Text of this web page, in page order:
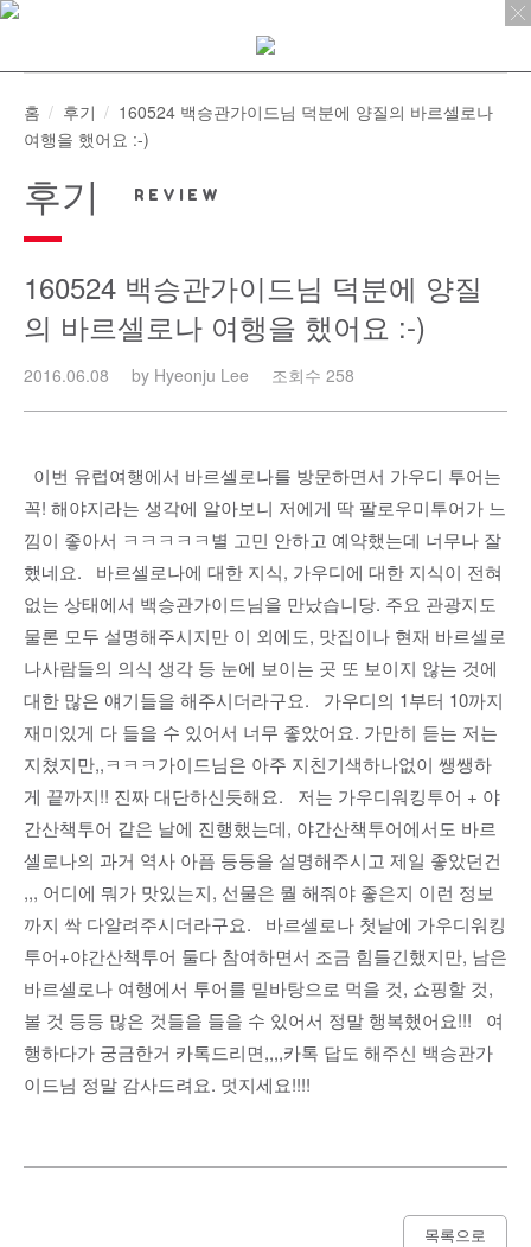
Skip
홈 후기
160524 백승관가이드님 덕분에 양질의 바르셀로나
여행을 했어요 :-)
후기
160524 백승관가이드님 덕분에 양질
의 바르셀로나 여행을 했어요 :-)
2016.06.08 by Hyeonju Lee 조회수 258
이번 유럽여행에서 바르셀로나를 방문하면서 가우디 투어는
꼭! 해야지라는 생각에 알아보니 저에게 딱 팔로우미투어가 느
낌이 좋아서 ㅋㅋㅋㅋㅋ별 고민 안하고 예약했는데 너무나 잘
했네요. 바르셀로나에 대한 지식, 가우디에 대한 지식이 전혀
없는 상태에서 백승관가이드님을 만났습니당. 주요 관광지도
물론 모두 설명해주시지만 이 외에도, 맛집이나 현재 바르셀로
나사람들의 의식 생각 등 눈에 보이는 곳 또 보이지 않는 것에
대한 많은 얘기들을 해주시더라구요. 가우디의 1부터 10까지
재미있게 다 들을 수 있어서 너무 좋았어요. 가만히 듣는 저는
지쳤지만,,ㅋㅋㅋ가이드님은 아주 지친기색하나없이 쌩쌩하
게 끝까지!! 진짜 대단하신듯해요. 저는 가우디워킹투어 + 야
간산책투어 같은 날에 진행했는데, 야간산책투어에서도 바르
셀로나의 과거 역사 아픔 등등을 설명해주시고 제일 좋았던건
,,, 어디에 뭐가 맛있는지, 선물은 뭘 해줘야 좋은지 이런 정보
까지 싹 다알려주시더라구요. 바르셀로나 첫날에 가우디워킹
투어+야간산책투어 둘다 참여하면서 조금 힘들긴했지만, 남은
바르셀로나 여행에서 투어를 밑바탕으로 먹을 것, 쇼핑할 것,
볼 것 등등 많은 것들을 들을 수 있어서 정말 행복했어요!!! 여
행하다가 궁금한거 카톡드리면,,,,카톡 답도 해주신 백승관가
이드님 정말 감사드려요. 멋지세요!!!!
목록으로